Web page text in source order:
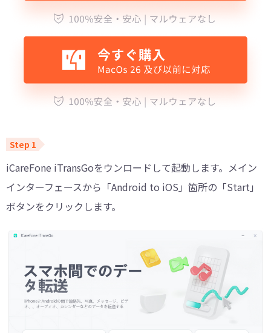
iCareFone iTransGoをウンロードして起動します。メイン
インターフェースから「Android to iOS」箇所の「Start」
ボタンをクリックします。